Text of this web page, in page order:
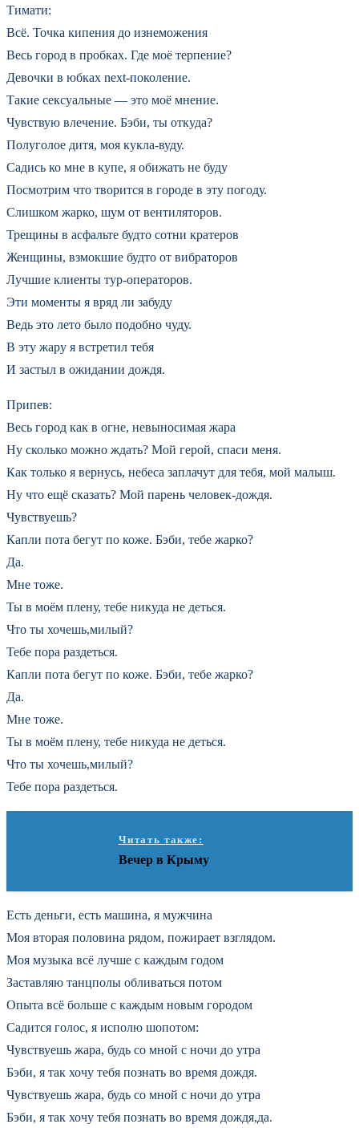
Тимати:
Всё. Точка кипения до изнеможения
Весь город в пробках. Где моё терпение?
Девочки в юбках next-поколение.
Такие сексуальные — это моё мнение.
Чувствую влечение. Бэби, ты откуда?
Полуголое дитя, моя кукла-вуду.
Садись ко мне в купе, я обижать не буду
Посмотрим что творится в городе в эту погоду.
Слишком жарко, шум от вентиляторов.
Трещины в асфальте будто сотни кратеров
Женщины, взмокшие будто от вибраторов
Лучшие клиенты тур-операторов.
Эти моменты я вряд ли забуду
Ведь это лето было подобно чуду.
В эту жару я встретил тебя
И застыл в ожидании дождя.
Припев:
Весь город как в огне, невыносимая жара
Ну сколько можно ждать? Мой герой, спаси меня.
Как только я вернусь, небеса заплачут для тебя, мой малыш.
Ну что ещё сказать? Мой парень человек-дождя.
Чувствуешь?
Капли пота бегут по коже. Бэби, тебе жарко?
Да.
Мне тоже.
Ты в моём плену, тебе никуда не деться.
Что ты хочешь,милый?
Тебе пора раздеться.
Капли пота бегут по коже. Бэби, тебе жарко?
Да.
Мне тоже.
Ты в моём плену, тебе никуда не деться.
Что ты хочешь,милый?
Тебе пора раздеться.
Читать также:
Вечер в Крыму
Есть деньги, есть машина, я мужчина
Моя вторая половина рядом, пожирает взглядом.
Моя музыка всё лучше с каждым годом
Заставляю танцполы обливаться потом
Опыта всё больше с каждым новым городом
Садится голос, я исполю шопотом:
Чувствуешь жара, будь со мной с ночи до утра
Бэби, я так хочу тебя познать во время дождя.
Чувствуешь жара, будь со мной с ночи до утра
Бэби, я так хочу тебя познать во время дождя,да.